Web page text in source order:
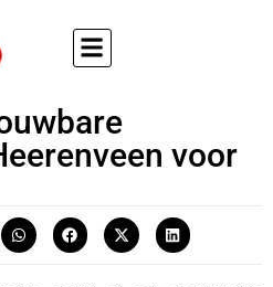
voor